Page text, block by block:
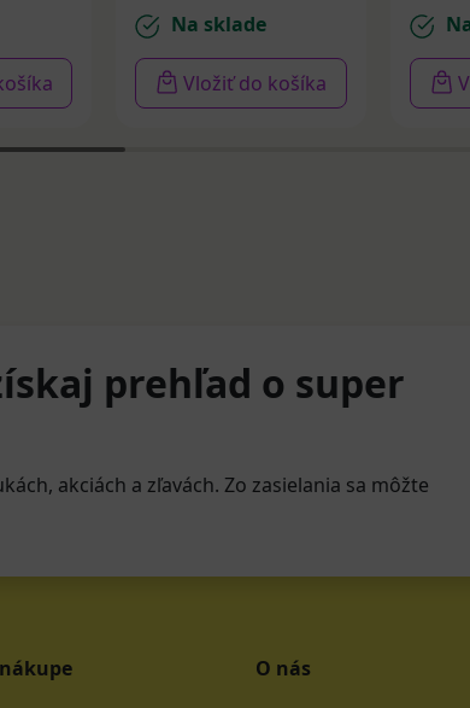
Na sklade
Vložiť do košíka
prehľad o super
akciách a zľavách. Zo zasielania sa môžte
O nás